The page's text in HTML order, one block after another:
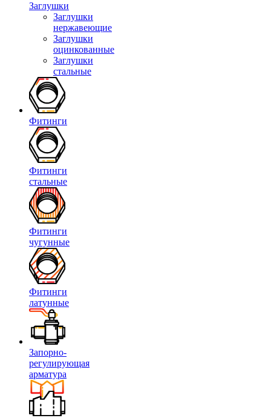
Заглушки
Заглушки
нержавеющие
Заглушки
оцинкованные
Заглушки
стальные
Фитинги
Фитинги
стальные
Фитинги
чугунные
Фитинги
латунные
Запорно-
регулирующая
арматура